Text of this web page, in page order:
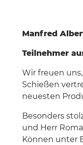
Manfred
Teilnehmer
Wir freuen
Schießen
neuesten
Besonders
und Herr
Können unter